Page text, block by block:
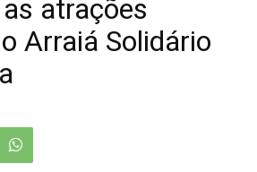
atrações
Arraiá Solidário